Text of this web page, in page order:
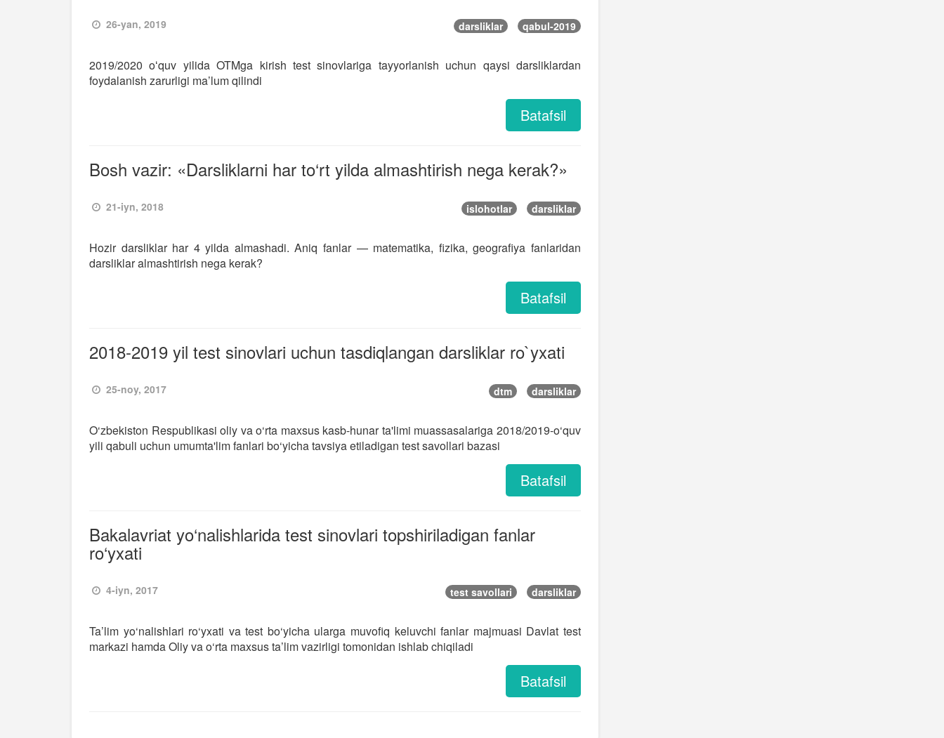
26-yan, 2019 darsliklar qabul-2019
2019/2020 oʻquv yilida OTMga kirish test sinovlariga tayyorlanish uchun qaysi darsliklardan
foydalanish zarurligi ma’lum qilindi
Batafsil
Bosh vazir: «Darsliklarni har to‘rt yilda almashtirish nega kerak?»
21-iyn, 2018 islohotlar darsliklar
Hozir darsliklar har 4 yilda almashadi. Aniq fanlar — matematika, fizika, geografiya fanlaridan
darsliklar almashtirish nega kerak?
Batafsil
2018-2019 yil test sinovlari uchun tasdiqlangan darsliklar ro`yxati
25-noy, 2017 dtm darsliklar
O‘zbekiston Respublikasi oliy va o‘rta maxsus kasb-hunar ta'limi muassasalariga 2018/2019-o‘quv
yili qabuli uchun umumta'lim fanlari bo‘yicha tavsiya etiladigan test savollari bazasi
Batafsil
Bakalavriat yo‘nalishlarida test sinovlari topshiriladigan fanlar
ro‘yxati
4-iyn, 2017 test savollari darsliklar
Ta’lim yo‘nalishlari ro‘yxati va test bo‘yicha ularga muvofiq keluvchi fanlar majmuasi Davlat test
markazi hamda Oliy va o‘rta maxsus ta’lim vazirligi tomonidan ishlab chiqiladi
Batafsil